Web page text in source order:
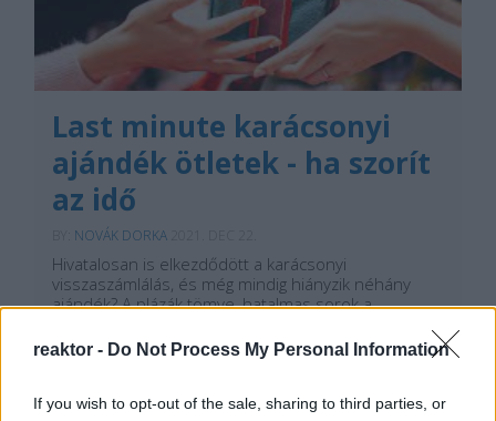
reaktor - Do Not Process My Personal Information
If you wish to opt-out of the sale, sharing to third parties, or
Last minute karácsonyi
ajándék ötletek - ha szorít
az idő
NOVÁK DORKA
Hivatalosan is elkezdődött a karácsonyi
visszaszámlálás, és még mindig hiányzik néhány
ajándék? A plázák tömve, hatalmas sorok a
elrontja a vásárlási stressz? Cikkemben hoztam
néhány olyan ajándékötletet, amiket még az ünnep